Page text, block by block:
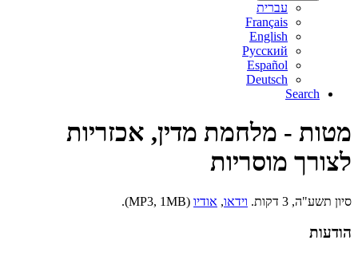
עברית
Français
English
Русский
Español
Deutsch
Search
מטות - מלחמת מדין, אכזריות
לצורך מוסריות
סיון תשע"ה, 3 דקות. וידאו, אודיו (MP3, 1MB).
הודעות